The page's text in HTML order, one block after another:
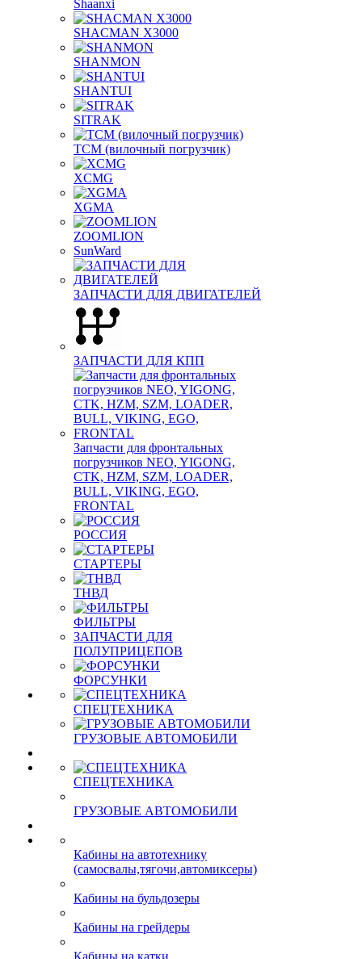
Shaanxi
SHACMAN X3000
SHANMON
SHANTUI
SITRAK
TCM (вилочный погрузчик)
XCMG
XGMA
ZOOMLION
SunWard
ЗАПЧАСТИ ДЛЯ ДВИГАТЕЛЕЙ
ЗАПЧАСТИ ДЛЯ КПП
Запчасти для фронтальных
погрузчиков NEO, YIGONG,
CTK, HZM, SZM, LOADER,
BULL, VIKING, EGO,
FRONTAL
РОССИЯ
СТАРТЕРЫ
ТНВД
ФИЛЬТРЫ
ЗАПЧАСТИ ДЛЯ
ПОЛУПРИЦЕПОВ
ФОРСУНКИ
СПЕЦТЕХНИКА
ГРУЗОВЫЕ АВТОМОБИЛИ
СПЕЦТЕХНИКА
ГРУЗОВЫЕ АВТОМОБИЛИ
Кабины на автотехнику